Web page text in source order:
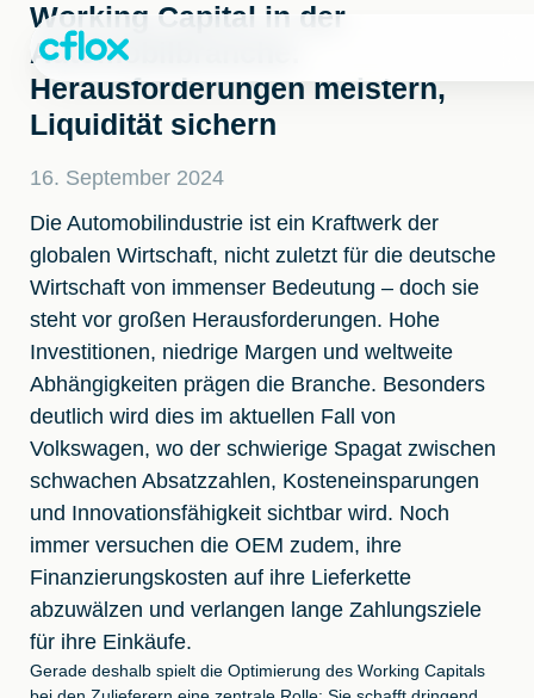
Weiter
Inhalt
Working Capital in der
Automobilbranche:
Herausforderungen meistern,
Liquidität sichern
16. September 2024
Die Automobilindustrie ist ein Kraftwerk der
globalen Wirtschaft, nicht zuletzt für die deutsche
Wirtschaft von immenser Bedeutung – doch sie
steht vor großen Herausforderungen. Hohe
Investitionen, niedrige Margen und weltweite
Abhängigkeiten prägen die Branche. Besonders
deutlich wird dies im aktuellen Fall von
Volkswagen, wo der schwierige Spagat zwischen
schwachen Absatzzahlen, Kosteneinsparungen
und Innovationsfähigkeit sichtbar wird. Noch
immer versuchen die OEM zudem, ihre
Finanzierungskosten auf ihre Lieferkette
abzuwälzen und verlangen lange Zahlungsziele
für ihre Einkäufe.
Gerade deshalb spielt die Optimierung des Working Capitals